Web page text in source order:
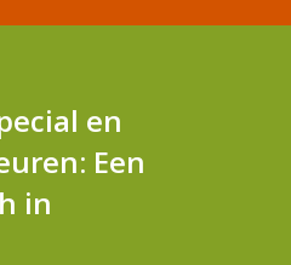
en
Een
in